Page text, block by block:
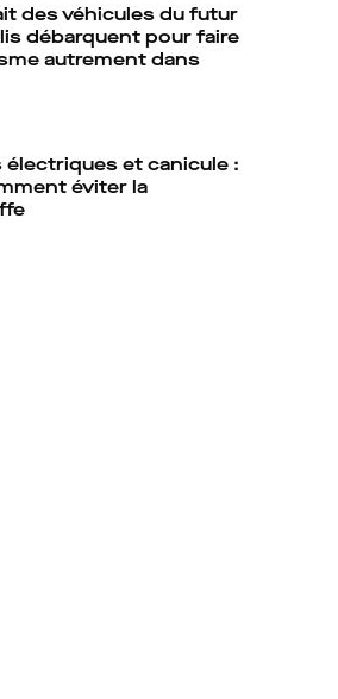
des véhicules du futur
débarquent pour faire
autrement dans
électriques et canicule :
éviter la